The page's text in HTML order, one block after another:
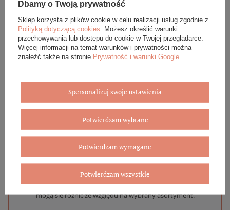
OPINIE (0)
GWARANCJA
Eleganckie opakowanie gratis
Biżuterię i zegarki zakupione w sklepie internetowym
BOVEM otrzymasz jako gotowy do wręczenia upominek. Do
każdego zamówienia dołączamy pudełko ze skóry
ekologicznej oraz elegancką torebkę. Rozmiary i wzory
mogą się różnić ze względu na wybrany asortyment.
Dbamy o Twoją prywatność
Sklep korzysta z plików cookie w celu realizacji usług zgodnie z
Polityką dotyczącą cookies . Możesz określić warunki
przechowywania lub dostępu do cookie w Twojej przeglądarce.
Więcej informacji na temat warunków i prywatności można
znaleźć także na stronie Prywatność i warunki Google
Spersonalizuj swoje ustawienia
Potwierdzam wybrane
Potwierdzam wymagane
Potwierdzam wszystkie